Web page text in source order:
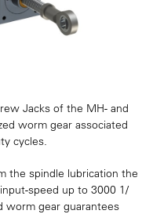
Jacks of the MH- and
worm gear associated
cycles.
the spindle lubrication the
speed up to 3000 1/
worm gear guarantees